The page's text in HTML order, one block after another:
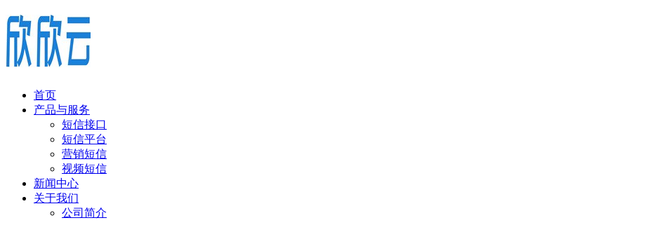
首页
产品与服务
短信接口
短信平台
营销短信
视频短信
新闻中心
关于我们
公司简介